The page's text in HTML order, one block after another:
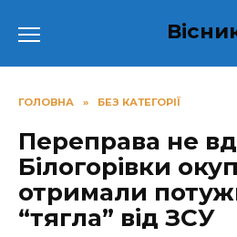
до
ГОЛОВНА » БЕЗ КАТЕГОРІЇ
Переправа не
Білогорівки
отримали
“тягла” від ЗСУ